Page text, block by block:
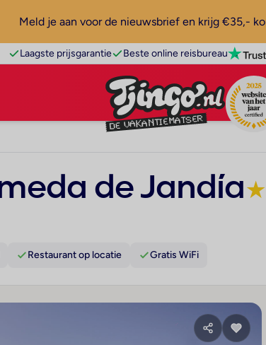
Meld je aan voor de nieuwsbrief en krijg €35,-
Laagste prijsgarantie Beste online reisbureau
de Jandía★
Restaurant op locatie Gratis WiFi